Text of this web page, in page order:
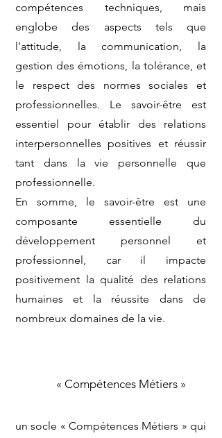
compétences techniques, mais
englobe des aspects tels que
l'attitude, la communication, la
gestion des émotions, la tolérance, et
le respect des normes sociales et
professionnelles. Le savoir-être est
essentiel pour établir des relations
interpersonnelles positives et réussir
tant dans la vie personnelle que
professionnelle.
En somme, le savoir-être est une
composante essentielle du
développement personnel et
professionnel, car il impacte
positivement la qualité des relations
humaines et la réussite dans de
nombreux domaines de la vie.
« Compétences Métiers »
un socle « Compétences Métiers » qui